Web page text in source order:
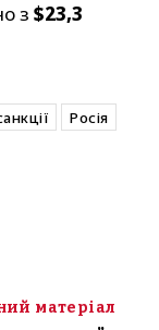
з $23,3
Росія
матеріал